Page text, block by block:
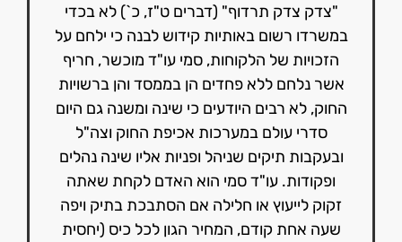
"צדק צדק תרדוף" (דברים ט"ז, כ`) לא בכדי
במשרדו רשום באותיות קידוש לבנה כי ילחם על
הזכויות של הלקוחות, סמי עו"ד מוכשר, חריף
אשר נלחם ללא פחדים הן בממסד והן ברשויות
החוק, לא רבים היודעים כי שינה ומשנה גם היום
סדרי עולם במערכות אכיפת החוק וצה"ל
ובעקבות תיקים שניהל ופניות אליו שינה נהלים
ופקודות. עו"ד סמי הוא האדם לקחת שאתה
זקוק לייעוץ או חלילה אם הסתבכת בתיק ויפה
שעה אחת קודם, המחיר הגון לכל כיס (יחסית